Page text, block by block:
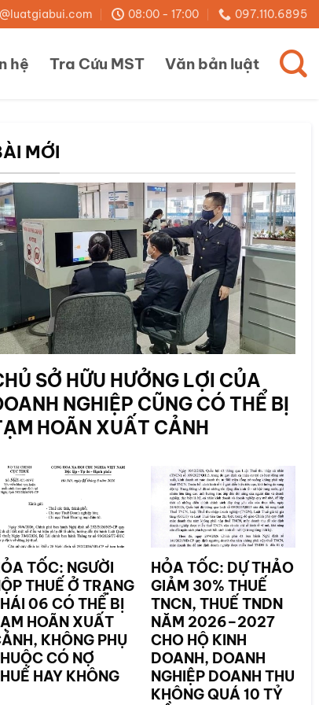
08:00 - 17:00 097.110.6895
hệ Tra Cứu MST Văn bản luật
MỚI
SỞ HỮU HƯỞNG LỢI CỦA
NGHIỆP CŨNG CÓ THỂ BỊ
HOÃN XUẤT CẢNH
TỐC: NGƯỜI
THUẾ Ở TRẠNG
06 CÓ THỂ BỊ
HOÃN XUẤT
KHÔNG PHỤ
CÓ NỢ
HAY KHÔNG
HỎA TỐC: DỰ THẢO
GIẢM 30% THUẾ
TNCN, THUẾ TNDN
NĂM 2026–2027
CHO HỘ KINH
DOANH, DOANH
NGHIỆP DOANH THU
KHÔNG QUÁ 10 TỶ